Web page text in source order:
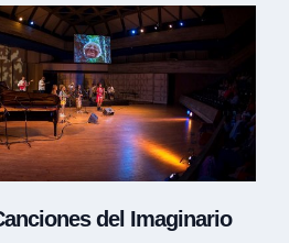
del Imaginario